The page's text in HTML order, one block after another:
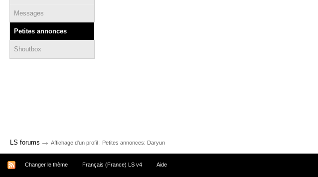
Messages
Petites annonces
Shoutbox
LS forums → Affichage d'un profil : Petites annonces: Daryun
Changer le thème Français (France) LS v4 Aide